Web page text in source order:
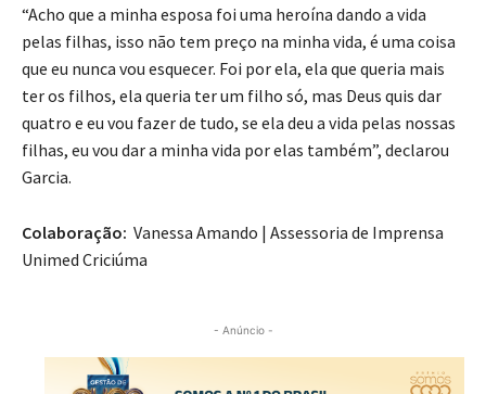
“Acho que a minha esposa foi uma heroína dando a vida
pelas filhas, isso não tem preço na minha vida, é uma coisa
que eu nunca vou esquecer. Foi por ela, ela que queria mais
ter os filhos, ela queria ter um filho só, mas Deus quis dar
quatro e eu vou fazer de tudo, se ela deu a vida pelas nossas
filhas, eu vou dar a minha vida por elas também”, declarou
Garcia.
Colaboração: Vanessa Amando | Assessoria de Imprensa
Unimed Criciúma
- Anúncio -